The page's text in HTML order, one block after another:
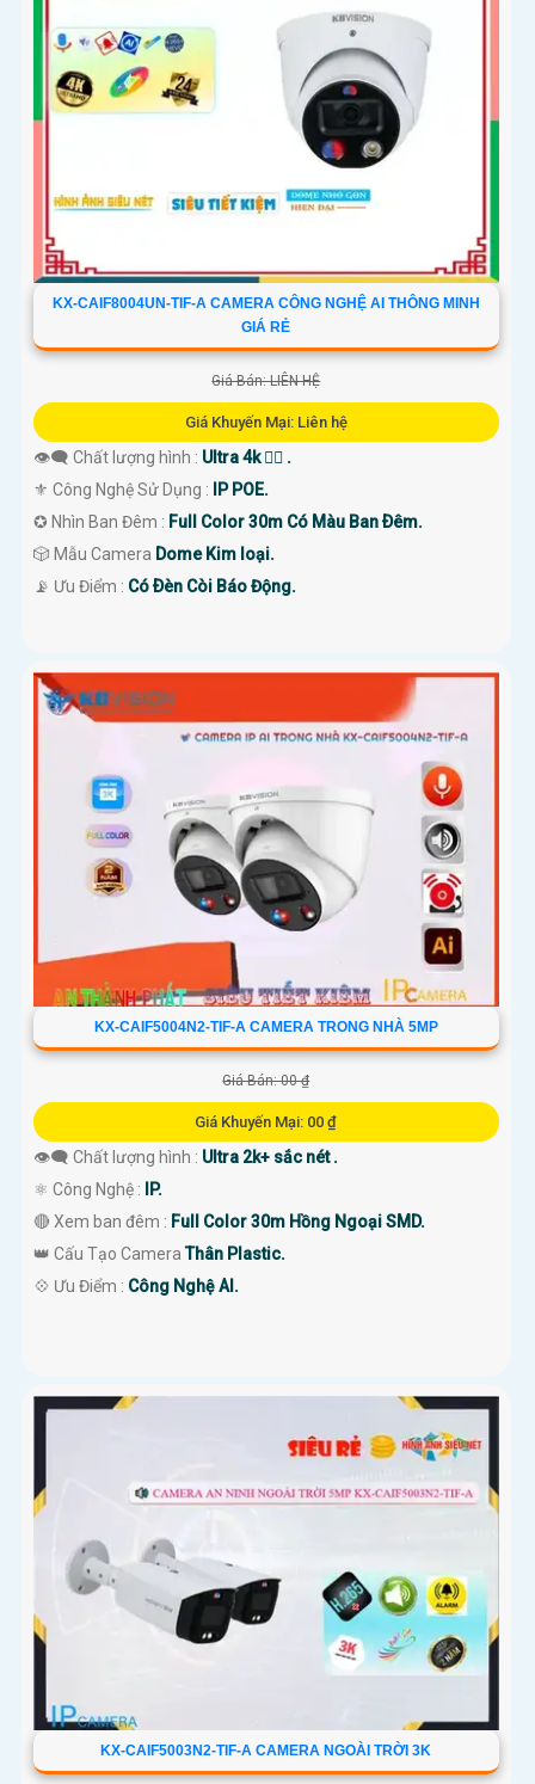
KX-CAIF8004UN-TIF-A CAMERA CÔNG NGHỆ AI THÔNG MINH
GIÁ RẺ
Giá Bán: LIÊN HỆ
Giá Khuyến Mại: Liên hệ
👁️‍🗨 Chất lượng hình : Ultra 4k 👍🏾 .
⚜️ Công Nghệ Sử Dụng :
IP POE.
✪ Nhìn Ban Đêm : Full Color 30m Có Màu Ban Ðêm.
🎲 Mẫu Camera Dome Kim loại.
️📡 Ưu Điểm : Có Ðèn Còi Báo Động.
KX-CAIF5004N2-TIF-A CAMERA TRONG NHÀ 5MP
Giá Bán: 00 ₫
Giá Khuyến Mại: 00 ₫
👁️‍🗨 Chất lượng hình : Ultra 2k+ sắc nét .
⚛️ Công Nghệ :
IP.
🔴 Xem ban đêm : Full Color 30m Hồng Ngoại SMD.
👑 Cấu Tạo CameraThân Plastic.
️💠 Ưu Điểm : Công Nghệ AI.
KX-CAIF5003N2-TIF-A CAMERA NGOÀI TRỜI 3K